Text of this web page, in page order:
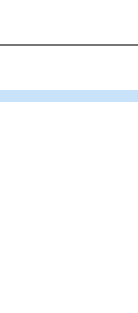
total o parcial
y un delito